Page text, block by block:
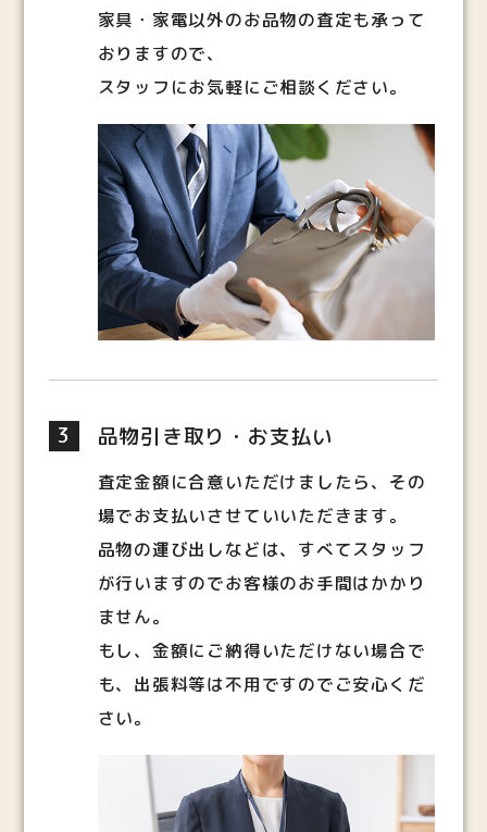
家具・家電以外のお品物の査定も承って
おりますので、
スタッフにお気軽にご相談ください。
3 品物引き取り・お支払い
査定金額に合意いただけましたら、その
場でお支払いさせていいただきます。
品物の運び出しなどは、すべてスタッフ
が行いますのでお客様のお手間はかかり
ません。
もし、金額にご納得いただけない場合で
も、出張料等は不用ですのでご安心くだ
さい。